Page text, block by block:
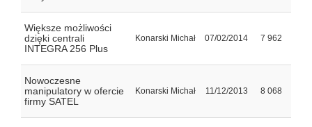
Większe możliwości
dzięki centrali
INTEGRA 256 Plus
Konarski Michał 07/02/2014 7 962
Nowoczesne
manipulatory w ofercie
firmy SATEL
Konarski Michał 11/12/2013 8 068